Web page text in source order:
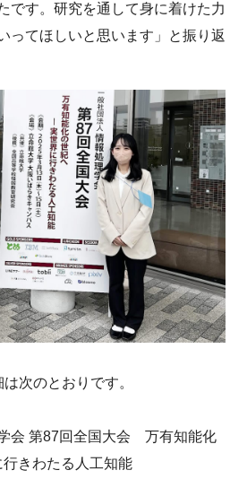
です。研究を通して身に着けた力
ってほしいと思います」と振り返
次のとおりです。
会 第87回全国大会 万有知能化
きわたる人工知能